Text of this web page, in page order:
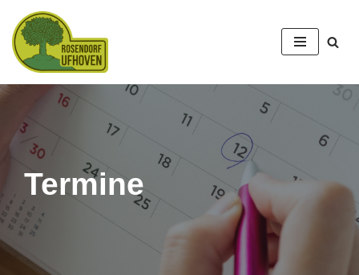
Zum
Inhalt
springen
Termine